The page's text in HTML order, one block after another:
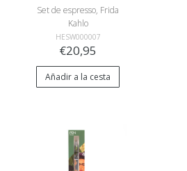
Set de espresso, Frida
Kahlo
HESW000007
€20,95
Añadir a la cesta